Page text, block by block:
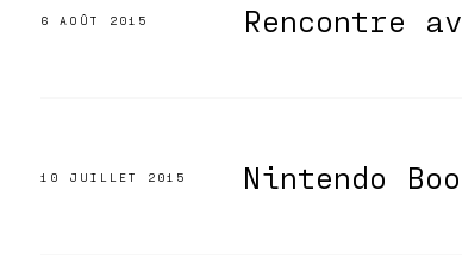
6 AOÛT 2015 Rencontre
10 JUILLET 2015 Nintendo